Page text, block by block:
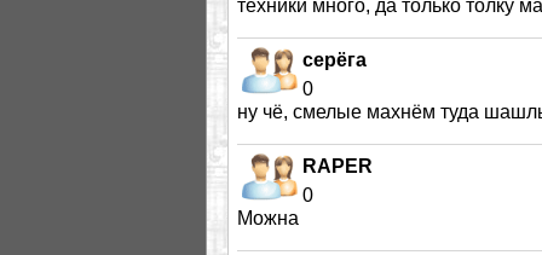
техники много, да только толку
серёга
0
ну чё, смелые махнём туда
RAPER
0
Можна